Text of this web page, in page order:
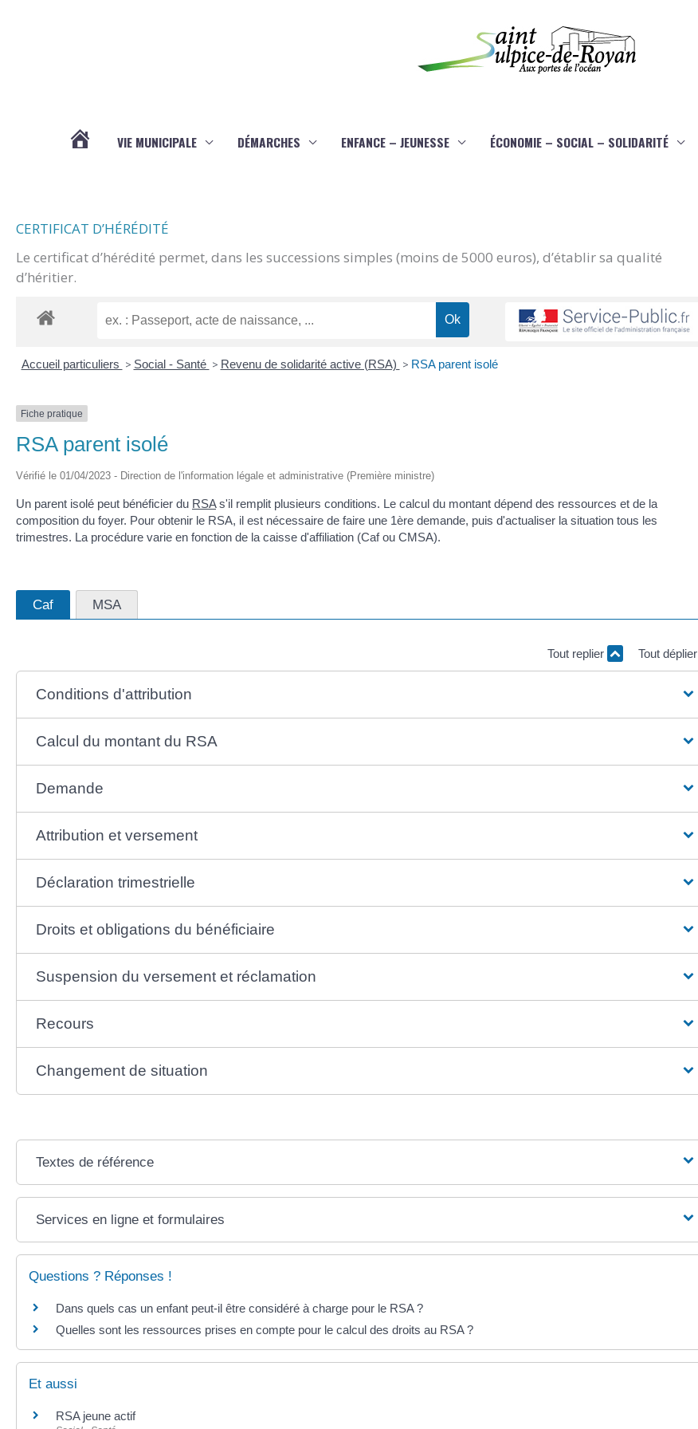
VIE MUNICIPALE DÉMARCHES ENFANCE – JEUNESSE ÉCONOMIE – SOCIAL – SOLIDARITÉ
CERTIFICAT D’HÉRÉDITÉ
Le certificat d’hérédité permet, dans les successions simples (moins de 5000 euros), d’établir sa qualité
d’héritier.
Accueil particuliers > Social - Santé > Revenu de solidarité active (RSA) > RSA parent isolé
Fiche pratique
RSA parent isolé
Vérifié le 01/04/2023 - Direction de l'information légale et administrative (Première ministre)
Un parent isolé peut bénéficier du RSAs'il remplit plusieurs conditions. Le calcul du montant dépend des ressources et de la
composition du foyer. Pour obtenir le RSA, il est nécessaire de faire une 1ère demande, puis d'actualiser la situation tous les
trimestres. La procédure varie en fonction de la caisse d'affiliation (Caf ou CMSA).
Caf MSA
Tout replier Tout déplier
Conditions d'attribution
Calcul du montant du RSA
Demande
Attribution et versement
Déclaration trimestrielle
Droits et obligations du bénéficiaire
Suspension du versement et réclamation
Recours
Changement de situation
Textes de référence
Services en ligne et formulaires
Questions ? Réponses !
Dans quels cas un enfant peut-il être considéré à charge pour le RSA ?
Quelles sont les ressources prises en compte pour le calcul des droits au RSA ?
Et aussi
RSA jeune actif